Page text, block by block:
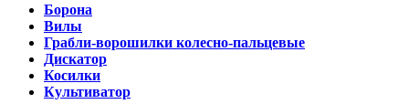
Борона
Вилы
Грабли-ворошилки колесно-пальцевые
Дискатор
Косилки
Культиватор